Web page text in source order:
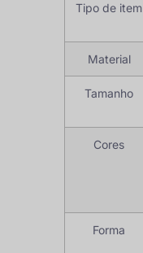
Tipo de item
Material
Tamanho
Cores
Forma